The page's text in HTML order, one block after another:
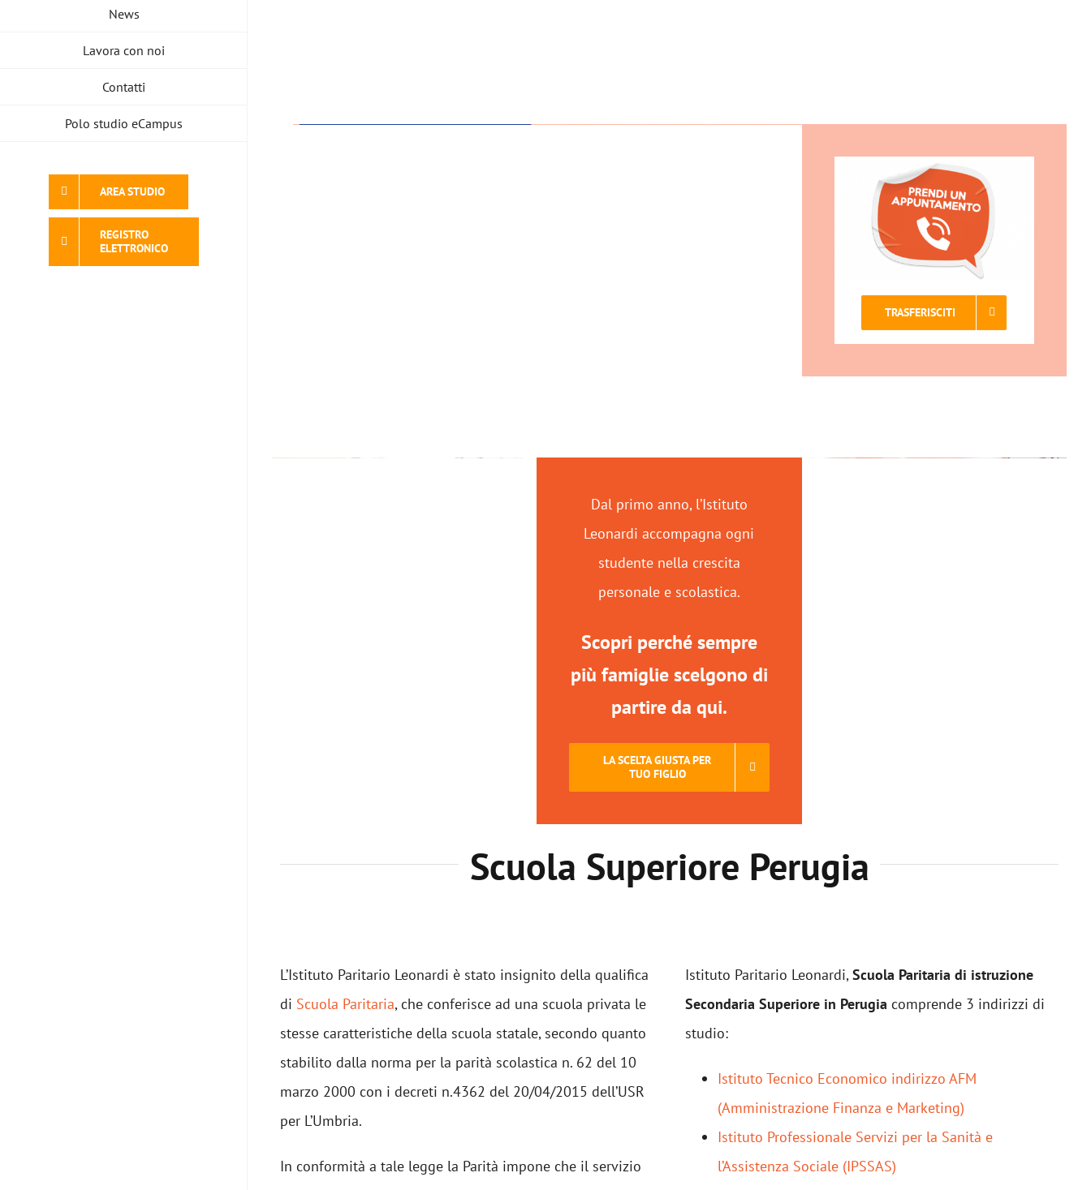
News
Lavora con noi
Contatti
Polo studio eCampus
AREA STUDIO
REGISTRO
ELETTRONICO
TRASFERISCITI
Dal primo anno, l’Istituto
Leonardi accompagna ogni
studente nella crescita
personale e scolastica.
Scopri perché sempre
più famiglie scelgono di
partire da qui.
LA SCELTA GIUSTA PER
TUO FIGLIO
Scuola Superiore Perugia
L’Istituto Paritario Leonardi è stato insignito della qualifica
di Scuola Paritaria, che conferisce ad una scuola privata le
stesse caratteristiche della scuola statale, secondo quanto
stabilito dalla norma per la parità scolastica n. 62 del 10
marzo 2000 con i decreti n.4362 del 20/04/2015 dell’USR
per L’Umbria.
In conformità a tale legge la Parità impone che il servizio
Istituto Paritario Leonardi,Scuola Paritaria di istruzione
Secondaria Superiore in Perugia comprende 3 indirizzi di
studio:
Istituto Tecnico Economico indirizzo AFM
(Amministrazione Finanza e Marketing)
Istituto Professionale Servizi per la Sanità e
l’Assistenza Sociale (IPSSAS)